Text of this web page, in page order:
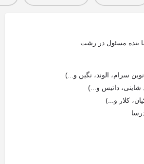
بنده مسئول در رشت
سرام، الوند، نگین و...)
شاینی، داتیس و...)
کلار و...)